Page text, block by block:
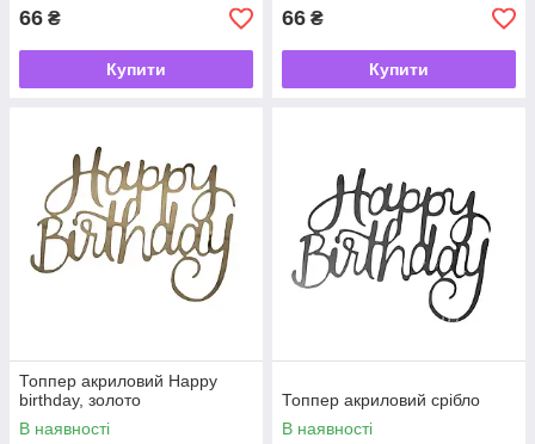
66 ₴
Купити
66 ₴
Купити
Топпер акриловий Happy
birthday, золото
В наявності
Топпер акриловий срібло
В наявності